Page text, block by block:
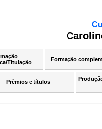
Titulação
Formação
Prêmios e títulos